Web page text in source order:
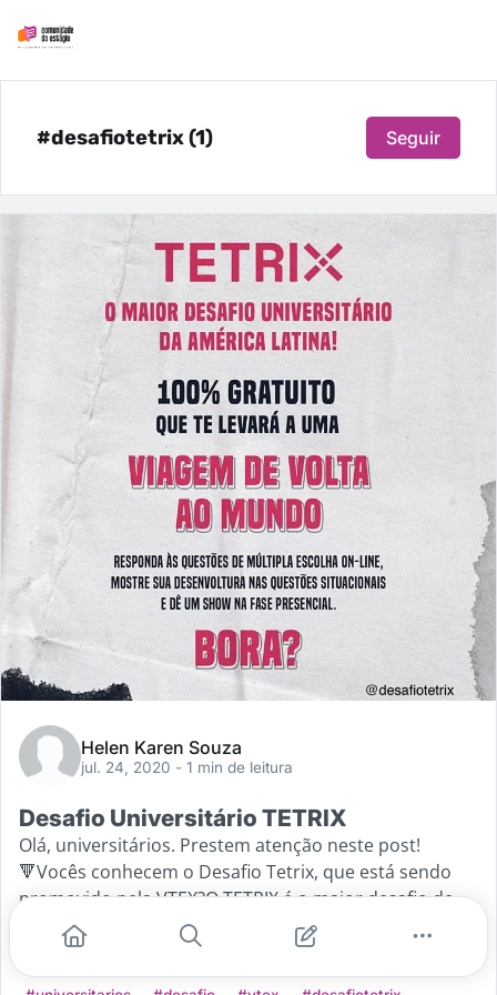
#desafiotetrix (1) Seguir
Helen Karen Souza
jul. 24, 2020 - 1 min de leitura
Desafio Universitário TETRIX
Olá, universitários. Prestem atenção neste post!
🔻Vocês conhecem o Desafio Tetrix, que está sendo
promovido pela VTEX?O TETRIX é o maior desafio de
negócios da América Latina, o objetivo do mesmo é